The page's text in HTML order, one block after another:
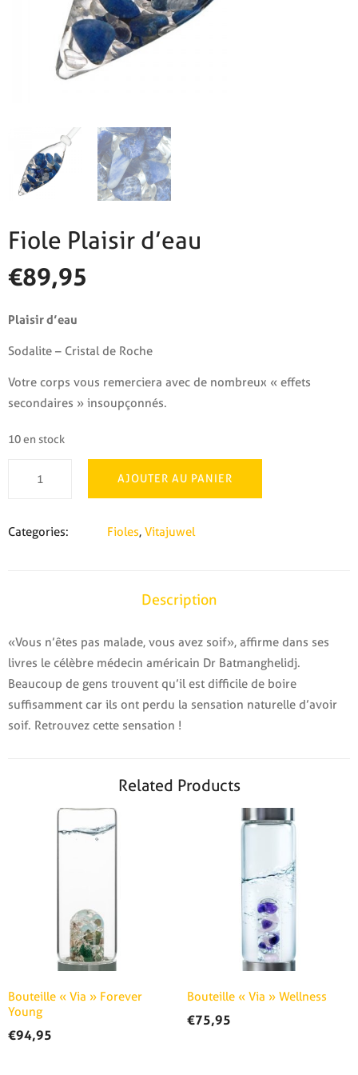
Fiole Plaisir d’eau
€89,95
Plaisir d’eau
Sodalite – Cristal de Roche
Votre corps vous remerciera avec de nombreux « effets
secondaires » insoupçonnés.
10 en stock
Plaisir
AJOUTER AU PANIER
Categories: Fioles, Vitajuwel
Description
«Vous n’êtes pas malade, vous avez soif», affirme dans ses
livres le célèbre médecin américain Dr Batmanghelidj.
Beaucoup de gens trouvent qu’il est difficile de boire
suffisamment car ils ont perdu la sensation naturelle d’avoir
soif. Retrouvez cette sensation !
Related Products
Bouteille « Via » Forever
Young
€94,95
Bouteille « Via » Wellness
€75,95